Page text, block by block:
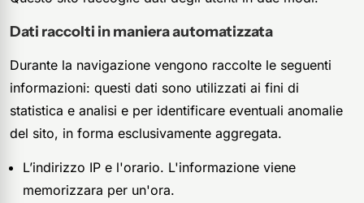
Dati raccolti in maniera automatizzata
Durante la navigazione vengono raccolte le seguenti
informazioni: questi dati sono utilizzati ai fini di
statistica e analisi e per identificare eventuali anomalie
del sito, in forma esclusivamente aggregata.
L’indirizzo IP e l'orario. L'informazione viene
memorizzara per un'ora.